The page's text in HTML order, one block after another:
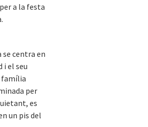
a la festa
centra en
i el seu
família
per
es
un pis del